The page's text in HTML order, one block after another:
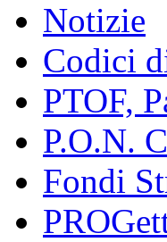
Notizie
Codici
PTOF,
P.O.N.
Fondi